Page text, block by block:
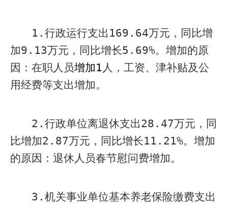
1.行政运行支出 169.64万元，同比增
加9.13万元，同比增长5.69%。增加的原
因：在职人员增加1人，工资、津补贴及公
用经费等支出增加。
2.行政单位离退休支出28.47万元，同
比增加2.87万元，同比增长11.21%。增加
的原因：退休人员春节慰问费增加。
3.机关事业单位基本养老保险缴费支出